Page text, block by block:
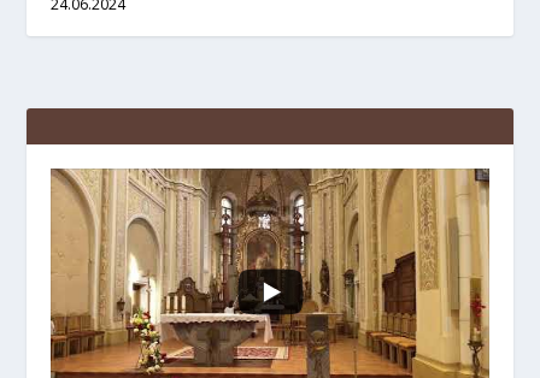
24.06.2024